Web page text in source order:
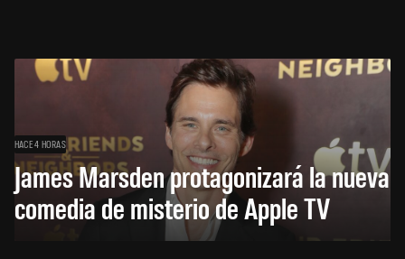
HACE 4 HORAS
James Marsden protagonizará la nueva
comedia de misterio de Apple TV